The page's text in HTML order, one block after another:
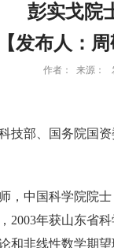
彭实戈院
【发布人：
作者： 来源：
技部、国务院国
，中国科学院院
年获山东省
和非线性数学期